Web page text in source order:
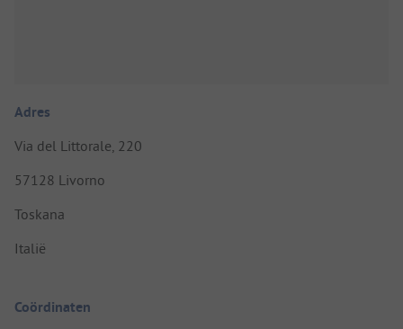
Adres
Via del Littorale, 220
57128 Livorno
Toskana
Italië
Coördinaten